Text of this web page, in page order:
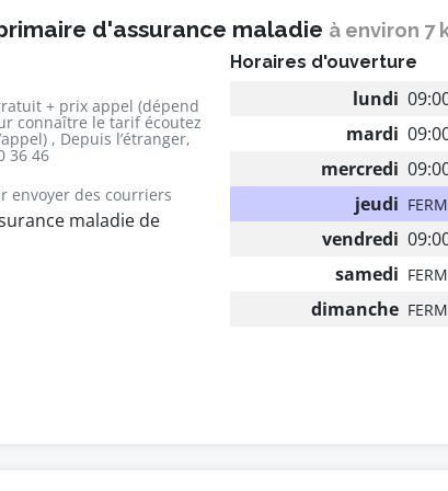
d'assurance maladie à environ 7
+ prix appel (dépend
connaître le tarif écoutez
, Depuis l’étranger,
36 46
envoyer des courriers
maladie de
Horaires d'ouverture
lundi
mardi
mercredi
jeudi
vendredi
samedi
dimanche